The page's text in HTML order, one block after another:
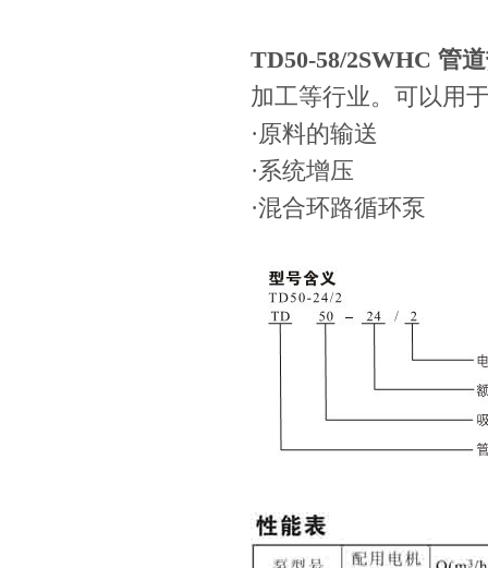
TD50-58/2SWHC 管
加工等行业。可以用
·原料的输送
·系统增压
·混合环路循环泵